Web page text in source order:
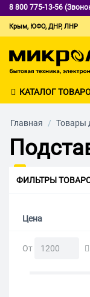
8 800 775-13-56
Крым, ЮФО, ДНР, ЛНР
КАТАЛОГ
Главная / Товары
ФИЛЬТРЫ
Цена
От